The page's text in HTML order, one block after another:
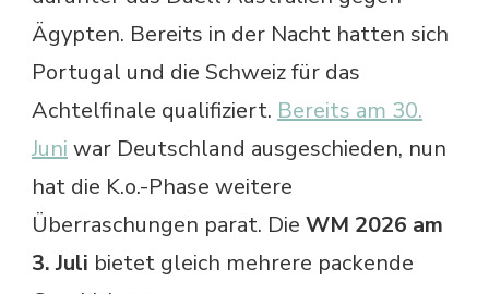
Ägypten. Bereits in der Nacht hatten sich
Portugal und die Schweiz für das
Achtelfinale qualifiziert. Bereits am 30.
Juni war Deutschland ausgeschieden, nun
hat die K.o.-Phase weitere
Überraschungen parat. Die WM 2026 am
3. Juli bietet gleich mehrere packende